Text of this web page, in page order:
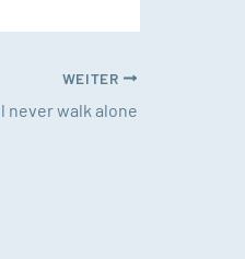
WEITER
never walk alone